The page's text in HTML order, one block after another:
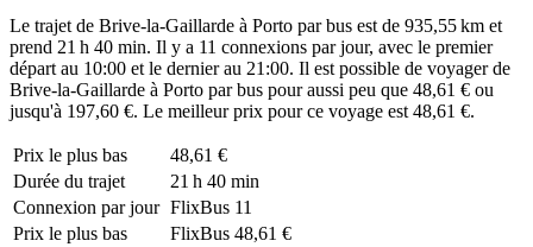
Le trajet de Brive-la-Gaillarde à Porto par bus est de 935,55 km et
prend 21 h 40 min. Il y a 11 connexions par jour, avec le premier
départ au 10:00 et le dernier au 21:00. Il est possible de voyager de
Brive-la-Gaillarde à Porto par bus pour aussi peu que 48,61 € ou
jusqu'à 197,60 €. Le meilleur prix pour ce voyage est 48,61 €.
Prix ​​le plus bas
48,61 €
Durée du trajet
21 h 40 min
Connexion par jour FlixBus 11
Prix ​​le plus bas
FlixBus 48,61 €